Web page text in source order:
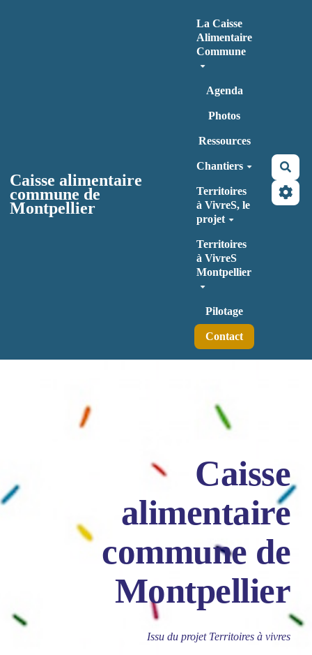
Caisse alimentaire
commune de
Montpellier
La Caisse
Alimentaire
Commune
Agenda
Photos
Ressources
Chantiers
Territoires
à VivreS, le
projet
Territoires
à VivreS
Montpellier
Pilotage
Contact
Caisse
alimentaire
commune de
Montpellier
Issu du projet Territoires à vivres